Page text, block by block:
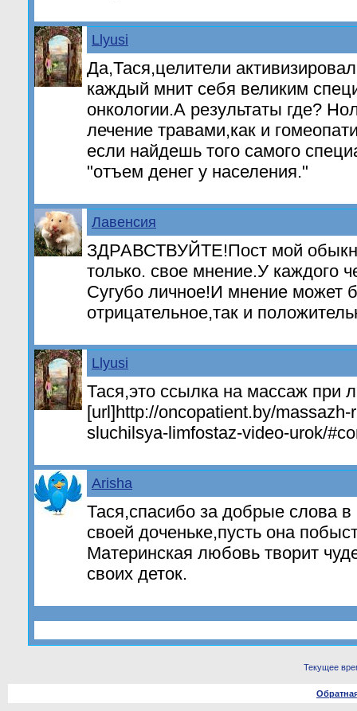
Llyusi
Да,Тася,целители
каждый мнит себя великим
онкологии.А результаты где?
лечение травами,как и
если найдешь того самого
"отъем денег у населения."
Лавенсия
ЗДРАВСТВУЙТЕ!Пост мой
только. свое мнение.У каждого
Сугубо личное!И мнение может
отрицательное,так и
Llyusi
Тася,это ссылка на массаж при
[url]http://oncopatient.by/massazh-
sluchilsya-limfostaz-video-urok/
Arisha
Тася,спасибо за добрые слова
своей доченьке,пусть она
Материнская любовь творит
своих деток.
Текущее